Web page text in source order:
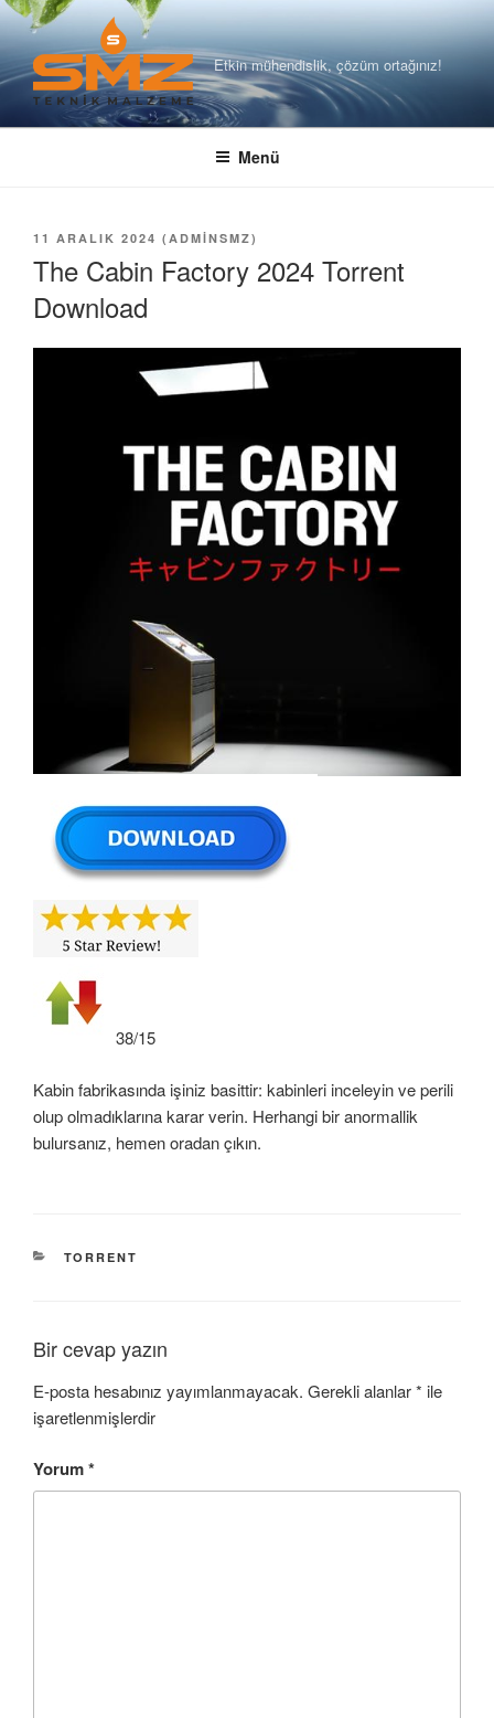
İçeriğe
geç
Etkin mühendislik, çözüm ortağınız!
Menü
YAYIM
11 ARALIK 2024 ( ADMINSMZ)
The Cabin Factory 2024 Torrent
Download
38/15
Kabin fabrikasında işiniz basittir: kabinleri inceleyin ve perili
olup olmadıklarına karar verin. Herhangi bir anormallik
bulursanız, hemen oradan çıkın.
KATEGORILER
TORRENT
Bir cevap yazın
E-posta hesabınız yayımlanmayacak. Gerekli alanlar* ile
işaretlenmişlerdir
Yorum*